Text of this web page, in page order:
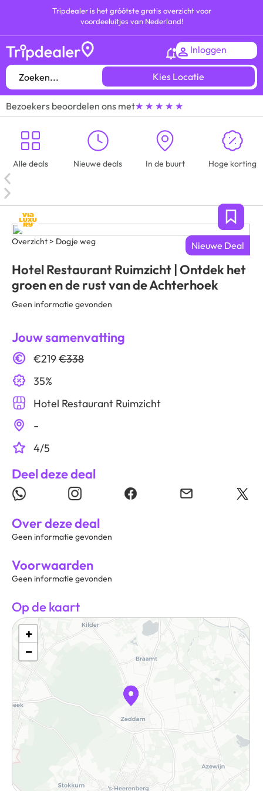
Tripdealer is het gróótste gratis overzicht voor
voordeeluitjes van Nederland!
Inloggen
Kies Locatie
Bezoekers beoordelen ons met★ ★ ★ ★ ★
Alle deals Nieuwe deals In de buurt Hoge korting
Nieuwe Deal
Overzicht > Dogje weg
Hotel Restaurant Ruimzicht | Ontdek het
groen en de rust van de Achterhoek
Geen informatie gevonden
Jouw samenvatting
€219€338
35%
Hotel Restaurant Ruimzicht
-
4/5
Deel deze deal
Over deze deal
Geen informatie gevonden
Voorwaarden
Geen informatie gevonden
Op de kaart
+
−